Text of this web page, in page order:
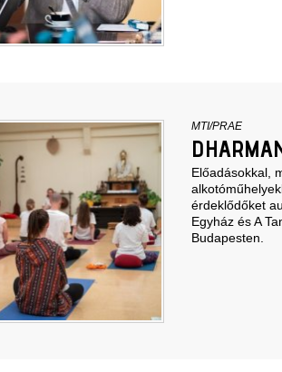
MTI/PRAE
Előadásokkal,
érdeklődőket
Egyház és A
Budapesten.